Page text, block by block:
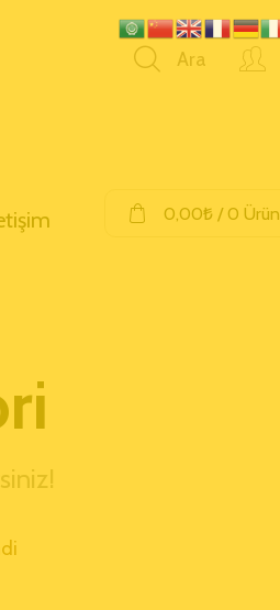
Ara
0,00₺ / 0 Ürün